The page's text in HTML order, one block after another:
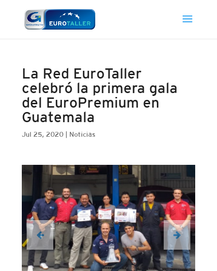
La Red EuroTaller
celebró la primera gala
del EuroPremium en
Guatemala
Jul 25, 2020| Noticias